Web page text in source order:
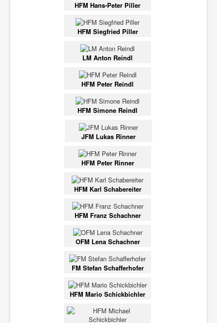
HFM Hans-Peter Piller
HFM Siegfried Piller
LM Anton Reindl
HFM Peter Reindl
HFM Simone Reindl
JFM Lukas Rinner
HFM Peter Rinner
HFM Karl Schabereiter
HFM Franz Schachner
OFM Lena Schachner
FM Stefan Schafferhofer
HFM Mario Schickbichler